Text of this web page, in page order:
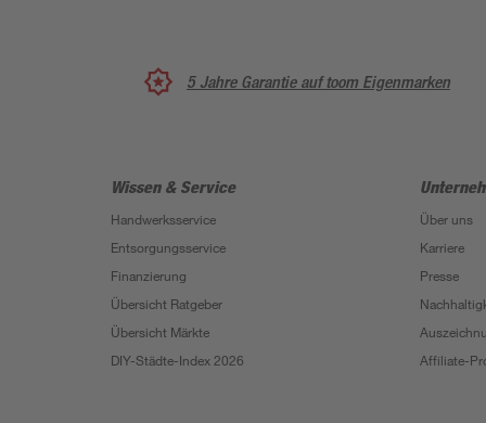
5 Jahre Garantie auf toom Eigenmarken
Wissen & Service
Handwerksservice
Entsorgungsservice
Finanzierung
Übersicht Ratgeber
Übersicht Märkte
DIY-Städte-Index 2026
Über uns
Karriere
Presse
Affiliate-